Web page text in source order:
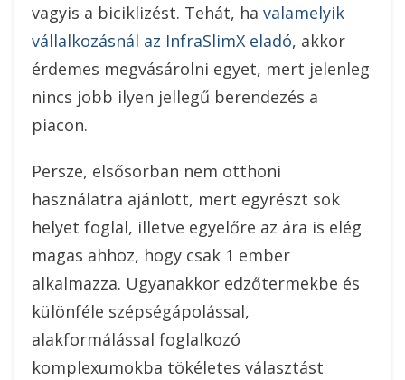
vagyis a biciklizést. Tehát, ha valamelyik
vállalkozásnál az InfraSlimX eladó, akkor
érdemes megvásárolni egyet, mert jelenleg
nincs jobb ilyen jellegű berendezés a
piacon.
Persze, elsősorban nem otthoni
használatra ajánlott, mert egyrészt sok
helyet foglal, illetve egyelőre az ára is elég
magas ahhoz, hogy csak 1 ember
alkalmazza. Ugyanakkor edzőtermekbe és
különféle szépségápolással,
alakformálással foglalkozó
komplexumokba tökéletes választást